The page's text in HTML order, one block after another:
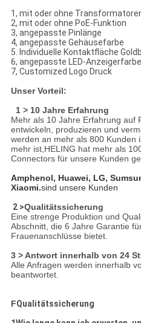
1, mit oder ohne
2, mit oder ohne PoE-Funktion
3, angepasste Pinlänge
4, angepasste Gehäusefarbe
5. Individuelle Kontaktfläche
6, angepasste LED-Anzeigerfarbe
7, Customized Logo Druck
Unser Vorteil:
1 > 10 Jahre Erfahrung
Mehr als 10 Jahre Erfahrung auf
entwickeln, produzieren und
werden an mehr als 800 Kunden
mehr ist,HELING hat mehr als
Connectors für unsere Kunden
Amphenol, Huawei, LG,
Xiaomi.sind unsere Kunden
2 >Qualitätssicherung
Eine strenge Produktion und
Abschnitt, die 6 Jahre Garantie
Frauenanschlüsse bietet.
3 > Antwort innerhalb von 24
Alle Anfragen werden innerhalb
beantwortet.
FQualitätssicherung